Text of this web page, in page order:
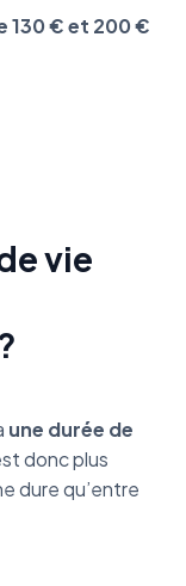
130 € et 200 €
vie
une durée de
donc plus
dure qu’entre